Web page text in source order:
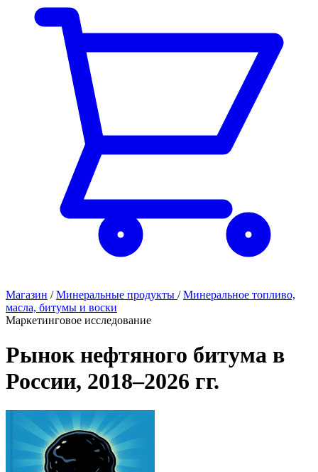
Магазин / Минеральные продукты / Минеральное топливо,
масла, битумы и воски
Маркетинговое исследование
Рынок нефтяного битума в
России, 2018–2026 гг.